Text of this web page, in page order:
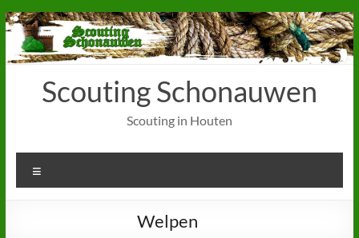
Ga
naar
de
inhoud
Scouting Schonauwen
Scouting in Houten
Welpen